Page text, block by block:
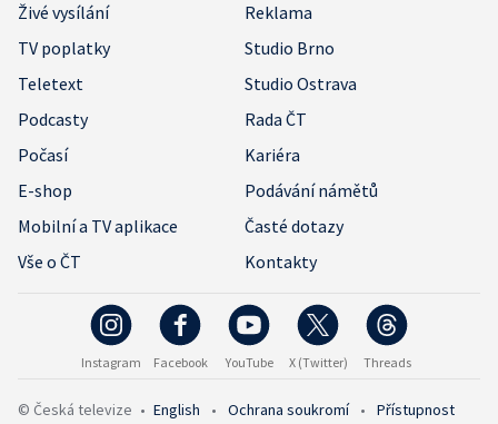
Živé vysílání
Reklama
TV poplatky
Studio Brno
Teletext
Studio Ostrava
Podcasty
Rada ČT
Počasí
Kariéra
E-shop
Podávání námětů
Mobilní a TV aplikace
Časté dotazy
Vše o ČT
Kontakty
Instagram Facebook YouTube X (Twitter) Threads
© Česká televize • English • Ochrana soukromí • Přístupnost